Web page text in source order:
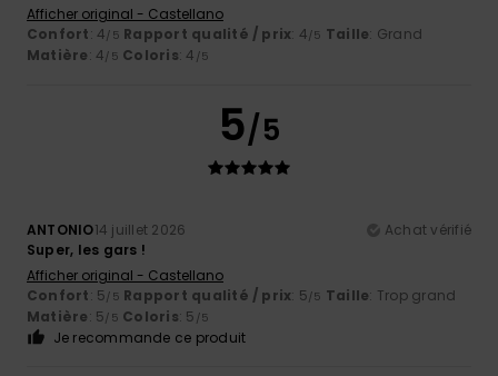
Afficher original - Castellano
Confort: 4/5 Rapport qualité / prix: 4/5 Taille: Grand
Matière: 4/5 Coloris: 4 /5
5/5
ANTONIO14 juillet 2026
Achat vérifié
Super, les gars !
Afficher original - Castellano
Confort: 5/5 Rapport qualité / prix: 5/5 Taille: Trop grand
Matière: 5/5 Coloris: 5 /5
Je recommande ce produit